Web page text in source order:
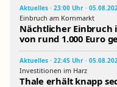
Aktuelles · 23:00 Uhr ·
Einbruch am Kornmarkt
Nächtlicher Einbruch
von rund 1.000 Euro
Aktuelles · 22:45 Uhr ·
Investitionen im Harz
Thale erhält knapp